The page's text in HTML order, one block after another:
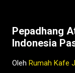
Pepadhang
Indonesia
Oleh Rumah Kafe